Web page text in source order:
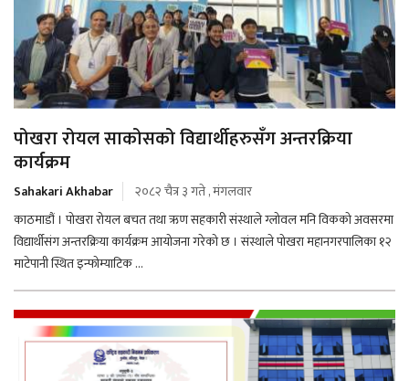
पोखरा रोयल साकोसको विद्यार्थीहरुसँग अन्तरक्रिया
कार्यक्रम
Sahakari Akhabar
२०८२ चैत्र ३ गते , मंगलवार
काठमाडौं । पोखरा रोयल बचत तथा ऋण सहकारी संस्थाले ग्लोवल मनि विकको अवसरमा
विद्यार्थीसंग अन्तरक्रिया कार्यक्रम आयोजना गरेको छ । संस्थाले पोखरा महानगरपालिका १२
माटेपानी स्थित इन्फोम्याटिक ...